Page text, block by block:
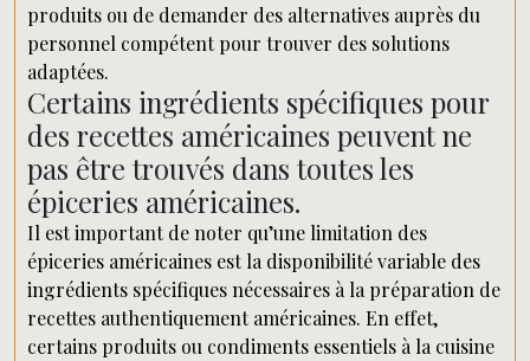
produits ou de demander des alternatives auprès du
personnel compétent pour trouver des solutions
adaptées.
Certains ingrédients spécifiques pour
des recettes américaines peuvent ne
pas être trouvés dans toutes les
épiceries américaines.
Il est important de noter qu’une limitation des
épiceries américaines est la disponibilité variable des
ingrédients spécifiques nécessaires à la préparation de
recettes authentiquement américaines. En effet,
certains produits ou condiments essentiels à la cuisine